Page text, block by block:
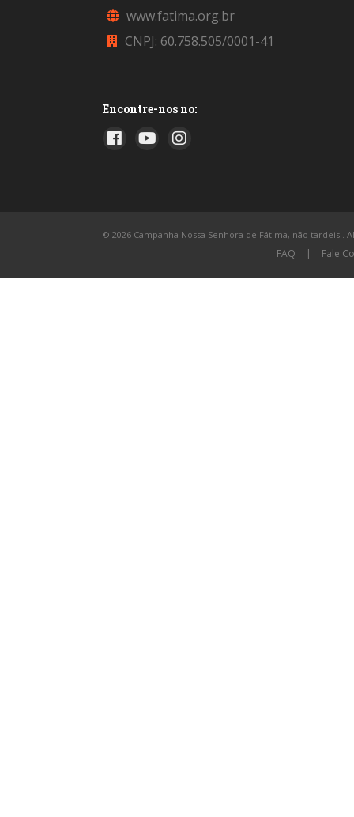
www.fatima.org.br
CNPJ: 60.758.505/0001-41
Encontre-nos no:
© 2026 Campanha Nossa Senhora de Fátima, não tardeis!.
FAQ | Fale